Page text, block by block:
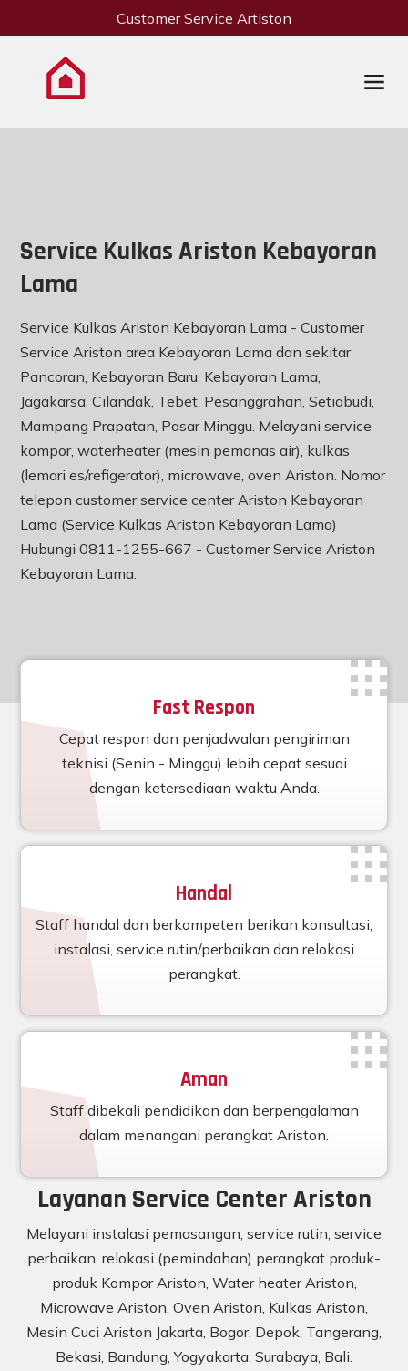
Customer Service Artiston
Service Kulkas Ariston Kebayoran
Lama
Service Kulkas Ariston Kebayoran Lama - Customer
Service Ariston area Kebayoran Lama dan sekitar
Pancoran, Kebayoran Baru, Kebayoran Lama,
Jagakarsa, Cilandak, Tebet, Pesanggrahan, Setiabudi,
Mampang Prapatan, Pasar Minggu. Melayani service
kompor, waterheater (mesin pemanas air), kulkas
(lemari es/refigerator), microwave, oven Ariston. Nomor
telepon customer service center Ariston Kebayoran
Lama (Service Kulkas Ariston Kebayoran Lama)
Hubungi 0811-1255-667 - Customer Service Ariston
Kebayoran Lama.
Fast Respon
Cepat respon dan penjadwalan pengiriman
teknisi (Senin - Minggu) lebih cepat sesuai
dengan ketersediaan waktu Anda.
Handal
Staff handal dan berkompeten berikan konsultasi,
instalasi, service rutin/perbaikan dan relokasi
perangkat.
Aman
Staff dibekali pendidikan dan berpengalaman
dalam menangani perangkat Ariston.
Layanan Service Center Ariston
Melayani instalasi pemasangan, service rutin, service
perbaikan, relokasi (pemindahan) perangkat produk-
produk Kompor Ariston, Water heater Ariston,
Microwave Ariston, Oven Ariston, Kulkas Ariston,
Mesin Cuci Ariston Jakarta, Bogor, Depok, Tangerang,
Bekasi, Bandung, Yogyakarta, Surabaya, Bali.